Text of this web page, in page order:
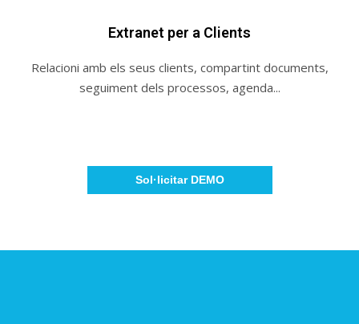
Extranet per a Clients
Relacioni amb els seus clients, compartint documents,
seguiment dels processos, agenda...​
Sol·licitar DEMO​